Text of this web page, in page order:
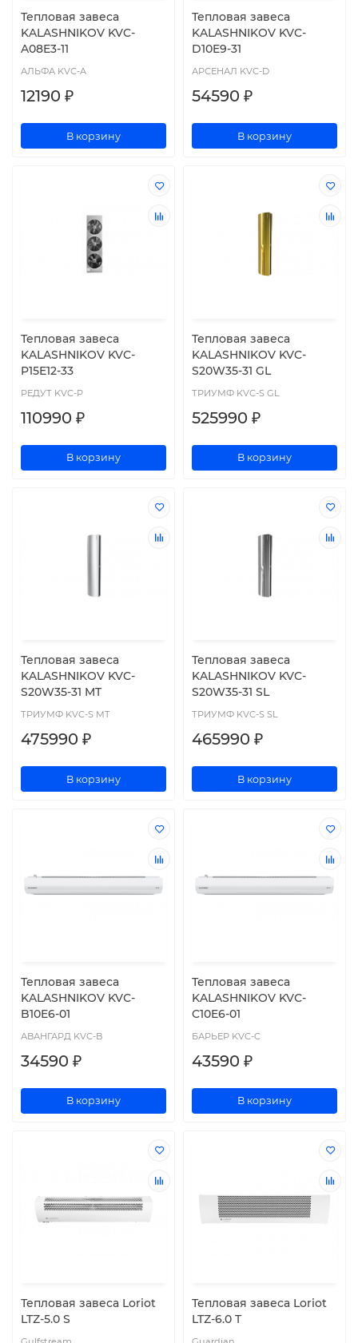
Тепловая завеса
KALASHNIKOV KVC-
A08E3-11
АЛЬФА KVC-A
12190 ₽
В корзину
Тепловая завеса
KALASHNIKOV KVC-
D10E9-31
АРСЕНАЛ KVC-D
54590 ₽
В корзину
Тепловая завеса
KALASHNIKOV KVC-
P15E12-33
РЕДУТ KVC-P
110990 ₽
В корзину
Тепловая завеса
KALASHNIKOV KVC-
S20W35-31 GL
ТРИУМФ KVC-S GL
525990 ₽
В корзину
Тепловая завеса
KALASHNIKOV KVC-
S20W35-31 MT
ТРИУМФ KVC-S MT
475990 ₽
В корзину
Тепловая завеса
KALASHNIKOV KVC-
S20W35-31 SL
ТРИУМФ KVC-S SL
465990 ₽
В корзину
Тепловая завеса
KALASHNIKOV KVС-
B10E6-01
АВАНГАРД KVC-B
34590 ₽
В корзину
Тепловая завеса
KALASHNIKOV KVС-
C10E6-01
БАРЬЕР KVC-C
43590 ₽
В корзину
Тепловая завеса Loriot
LTZ-5.0 S
Тепловая завеса Loriot
LTZ-6.0 T